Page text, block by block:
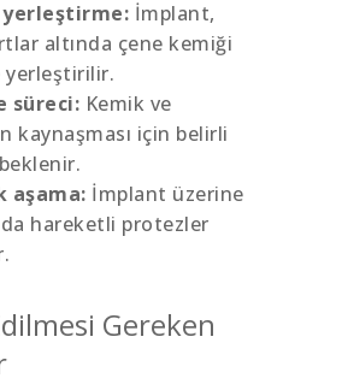
İmplant,
altında çene kemiği
yerleştirilir.
süreci: Kemik ve
kaynaşması için belirli
aşama: İmplant üzerine
hareketli protezler
Gereken